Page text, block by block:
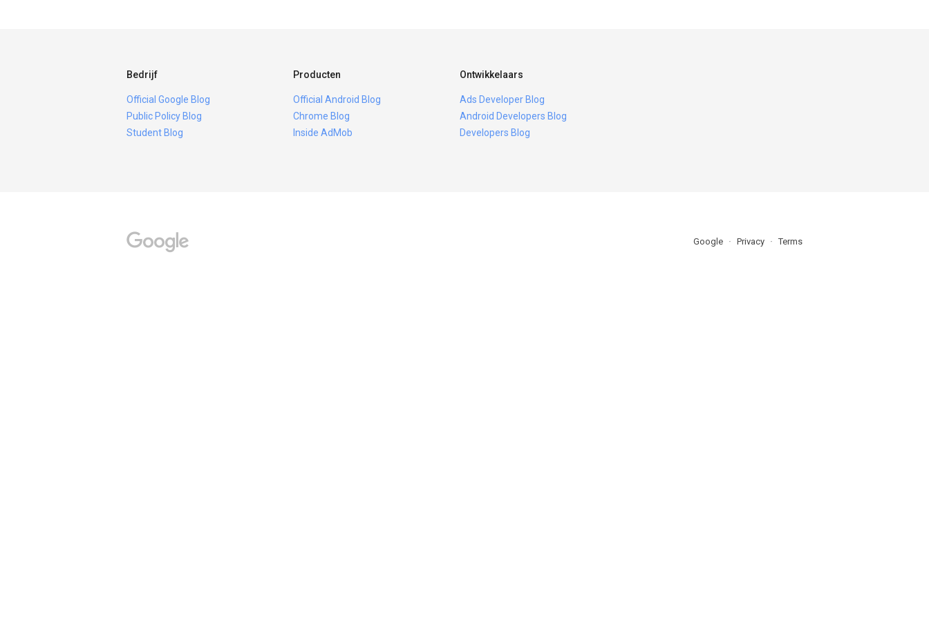
Bedrijf
Official Google Blog
Public Policy Blog
Student Blog
Producten
Official Android Blog
Chrome Blog
Inside AdMob
Ontwikkelaars
Ads Developer Blog
Android Developers Blog
Developers Blog
Google Privacy Terms